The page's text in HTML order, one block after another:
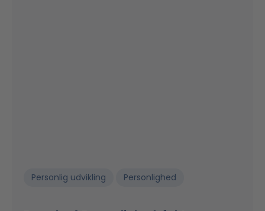
Personlig udvikling Personlighed